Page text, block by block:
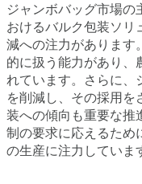
ジャンボバッグ市場の
おけるバルク包装ソリ
減への注力があります
的に扱う能力があり、
れています。さらに、
を削減し、その採用
装への傾向も重要な推
制の要求に応えるため
の生産に注力していま